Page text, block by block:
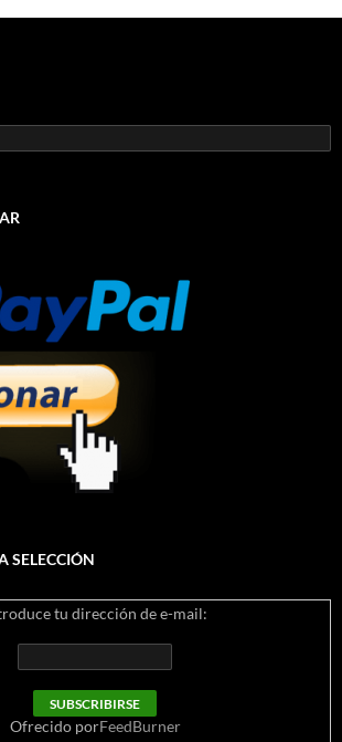
SELECCIÓN
tu dirección de e-mail:
Ofrecido porFeedBurner